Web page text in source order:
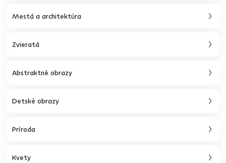
Mestá a architektúra
Zvieratá
Abstraktné obrazy
Detské obrazy
Príroda
Kvety